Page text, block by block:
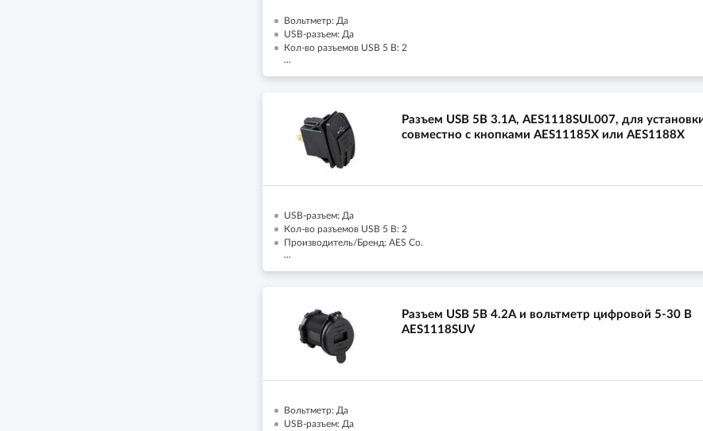
Вольтметр: Да
USB-разъем: Да
Кол-во разъемов USB 5 В: 2
...
Разъем USB 5В 3.1А, AES1118SUL007, для
совместно с кнопками AES11185X или AES1188X
USB-разъем: Да
Кол-во разъемов USB 5 В: 2
Производитель/Бренд: AES Co.
...
Разъем USB 5В 4.2А и вольтметр цифровой 5-30 В
AES1118SUV
Вольтметр: Да
USB-разъем: Да